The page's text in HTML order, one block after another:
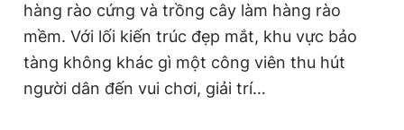
hàng rào cứng và trồng cây làm hàng rào
mềm. Với lối kiến trúc đẹp mắt, khu vực bảo
tàng không khác gì một công viên thu hút
người dân đến vui chơi, giải trí…